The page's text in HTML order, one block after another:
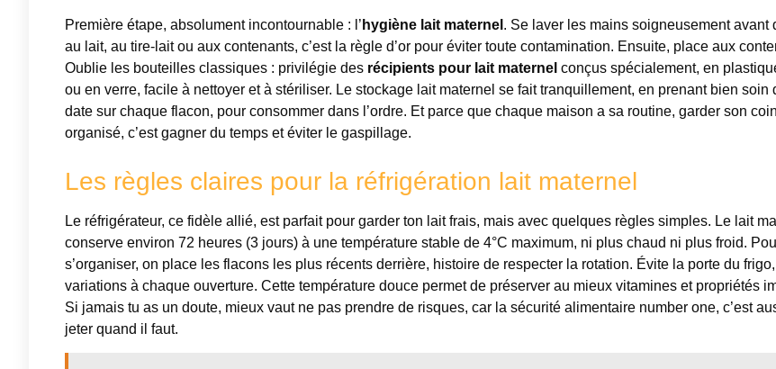
Première étape, absolument incontournable : l’ hygiène lait maternel . Se laver les mains soigneusement avant
au lait, au tire-lait ou aux contenants, c’est la règle d’or pour éviter toute contamination. Ensuite, place aux
Oublie les bouteilles classiques : privilégie des récipients pour lait maternel conçus spécialement, en
ou en verre, facile à nettoyer et à stériliser. Le stockage lait maternel se fait tranquillement, en prenant bien soin
date sur chaque flacon, pour consommer dans l’ordre. Et parce que chaque maison a sa routine, garder son coin
organisé, c’est gagner du temps et éviter le gaspillage.
Les règles claires pour la réfrigération lait maternel
Le réfrigérateur, ce fidèle allié, est parfait pour garder ton lait frais, mais avec quelques règles simples. Le lait
conserve environ 72 heures (3 jours) à une température stable de 4°C maximum, ni plus chaud ni plus froid.
s’organiser, on place les flacons les plus récents derrière, histoire de respecter la rotation. Évite la porte du
variations à chaque ouverture. Cette température douce permet de préserver au mieux vitamines et propriétés
Si jamais tu as un doute, mieux vaut ne pas prendre de risques, car la sécurité alimentaire number one, c’est
jeter quand il faut.